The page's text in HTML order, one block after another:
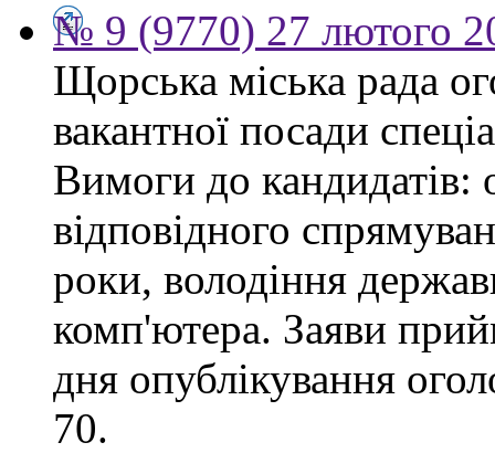
№ 9 (9770) 27 лютого
Щорська міська рада
вакантної посади
Вимоги до кандидатів:
відповідного
роки, володіння
комп'ютера. Заяви
дня опублікування
70.